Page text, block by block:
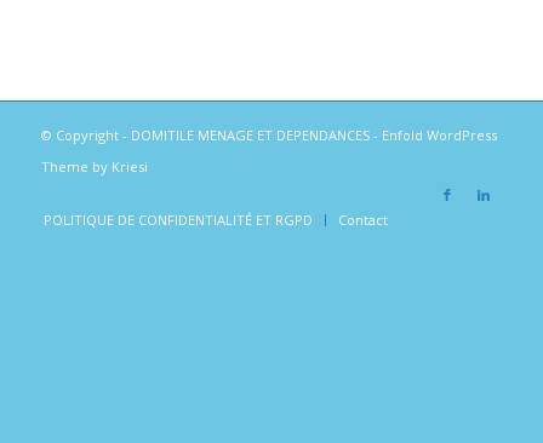
© Copyright - DOMITILE MENAGE ET DEPENDANCES- Enfold WordPress
Theme by Kriesi
POLITIQUE DE CONFIDENTIALITÉ ET RGPD Contact